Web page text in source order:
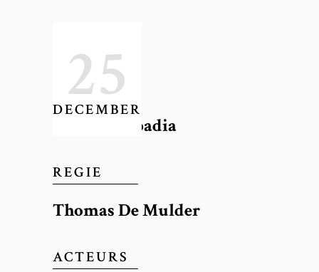
25
DECEMBER
AUTEUR
René de Olbadia
REGIE
Thomas De Mulder
ACTEURS